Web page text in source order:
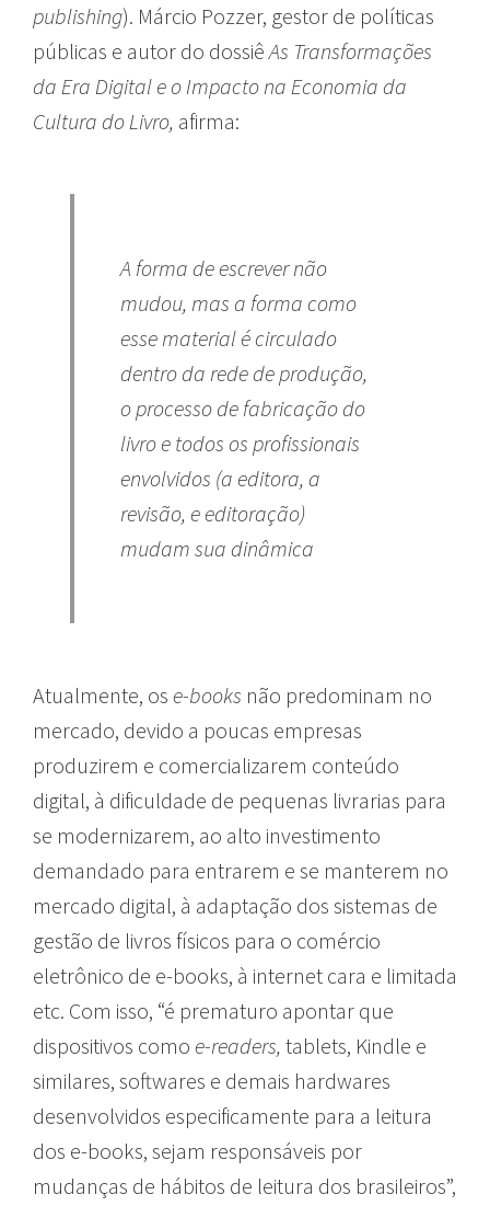
publishing). Márcio Pozzer, gestor de políticas
públicas e autor do dossiêAs Transformações
da Era Digital e o Impacto na Economia da
Cultura do Livro, afirma:
A forma de escrever não
mudou, mas a forma como
esse material é circulado
dentro da rede de produção,
o processo de fabricação do
livro e todos os profissionais
envolvidos (a editora, a
revisão, e editoração)
mudam sua dinâmica
Atualmente, os e-books não predominam no
mercado, devido a poucas empresas
produzirem e comercializarem conteúdo
digital, à dificuldade de pequenas livrarias para
se modernizarem, ao alto investimento
demandado para entrarem e se manterem no
mercado digital, à adaptação dos sistemas de
gestão de livros físicos para o comércio
eletrônico de e-books, à internet cara e limitada
etc. Com isso, “é prematuro apontar que
dispositivos como e-readers, tablets, Kindle e
similares, softwares e demais hardwares
desenvolvidos especificamente para a leitura
dos e-books, sejam responsáveis por
mudanças de hábitos de leitura dos brasileiros”,